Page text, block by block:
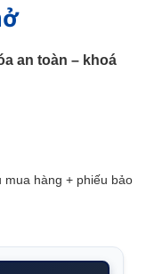
an toàn – khoá
mua hàng + phiếu bảo